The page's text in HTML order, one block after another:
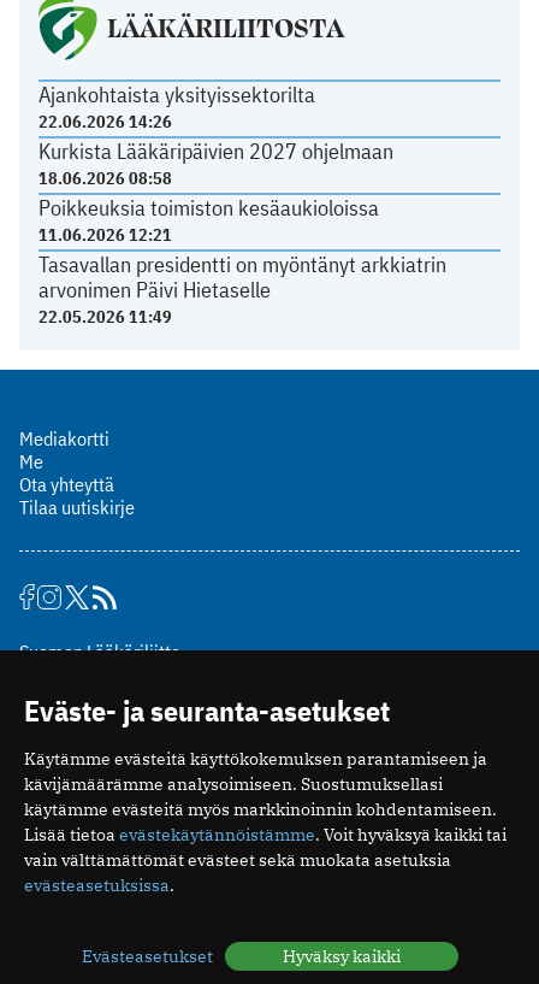
LÄÄKÄRILIITOSTA
Ajankohtaista yksityissektorilta
22.06.2026 14:26
Kurkista Lääkäripäivien 2027 ohjelmaan
18.06.2026 08:58
Poikkeuksia toimiston kesäaukioloissa
11.06.2026 12:21
Tasavallan presidentti on myöntänyt arkkiatrin
arvonimen Päivi Hietaselle
22.05.2026 11:49
Mediakortti
Me
Ota yhteyttä
Tilaa uutiskirje
Suomen Lääkäriliitto
00510 Helsinki
puh. (09) 393 091
toimitus@potilaanlaakarilehti.fi
ISSN 2323-9476
Eväste- ja seuranta-asetukset
Käytämme evästeitä käyttökokemuksen parantamiseen ja
kävijämäärämme analysoimiseen. Suostumuksellasi
käytämme evästeitä myös markkinoinnin kohdentamiseen.
Lisää tietoa evästekäytännöistämme. Voit hyväksyä kaikki tai
vain välttämättömät evästeet sekä muokata asetuksia
evästeasetuksissa.
Evästeasetukset Hyväksy kaikki